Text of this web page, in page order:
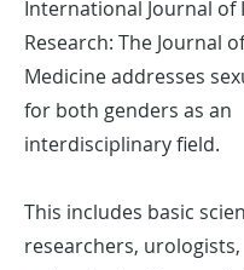
International Journal of
Research: The Journal
Medicine addresses
for both genders as an
interdisciplinary field.
This includes basic
researchers, urologists,